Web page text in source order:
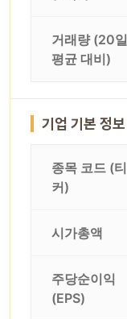
거래량 (20일
평균 대비)
기업 기본 정보
종목 코드 (티
커)
시가총액
주당순이익
(EPS)